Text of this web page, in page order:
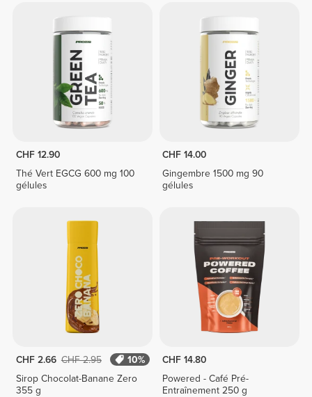
CHF 12.90
Thé Vert EGCG 600 mg 100
gélules
CHF 14.00
Gingembre 1500 mg 90
gélules
CHF 2.66 CHF 2.95
10%
Sirop Chocolat-Banane Zero
355 g
CHF 14.80
Powered - Café Pré-
Entraînement 250 g